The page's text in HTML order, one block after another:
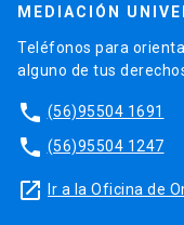
MEDIACIÓN
Teléfonos para
alguno de tus
phone (56)95504 1691
phone (56)95504 1247
launch Ir a la Oficina de